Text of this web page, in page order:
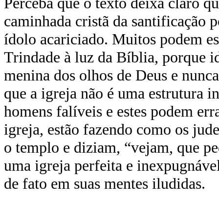
caminhada cristã da santificação
ídolo acariciado. Muitos podem
Trindade à luz da Bíblia, porque
menina dos olhos de Deus e
que a igreja não é uma estrutura
homens falíveis e estes podem
igreja, estão fazendo como os
o templo e diziam, “vejam, que
uma igreja perfeita e
de fato em suas mentes iludidas.